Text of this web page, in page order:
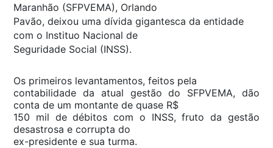
Maranhão (SFPVEMA), Orlando
Pavão, deixou uma dívida gigantesca da entidade
com o Instituo Nacional de
Seguridade Social (INSS).
Os primeiros levantamentos, feitos pela
contabilidade da atual gestão do SFPVEMA, dão
conta de um montante de quase R$
150 mil de débitos com o INSS, fruto da gestão
desastrosa e corrupta do
ex-presidente e sua turma.